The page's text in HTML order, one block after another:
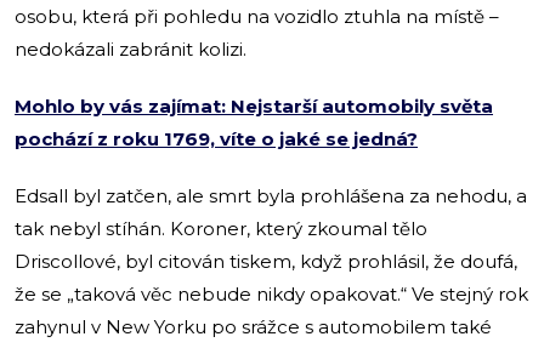
osobu, která při pohledu na vozidlo ztuhla na místě –
nedokázali zabránit kolizi.
Mohlo by vás zajímat: Nejstarší automobily světa
pochází z roku 1769, víte o jaké se jedná?
Edsall byl zatčen, ale smrt byla prohlášena za nehodu, a
tak nebyl stíhán. Koroner, který zkoumal tělo
Driscollové, byl citován tiskem, když prohlásil, že doufá,
že se „taková věc nebude nikdy opakovat.“ Ve stejný rok
zahynul v New Yorku po srážce s automobilem také